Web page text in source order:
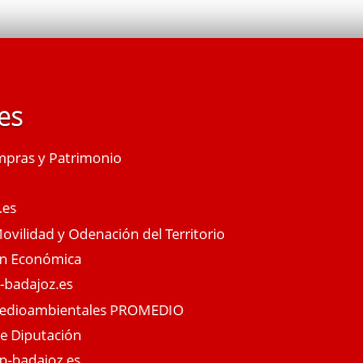
y Patrimonio
y Odenación del Territorio
Económica
PROMEDIO
Diputación